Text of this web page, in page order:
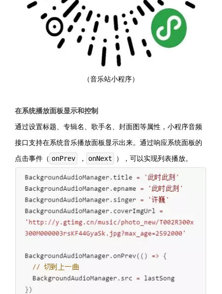
（音乐站小程序）
在系统播放面板显示和控制
通过设置标题、专辑名、歌手名、封面图等属性，小程序音频
接口支持在系统音乐播放面板显示出来。通过响应系统面板的
点击事件（ onPrev ， onNext ），可以实现列表播放。